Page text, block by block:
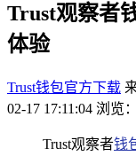
Trust观察者
体验
Trust钱包官方下载
02-17 17:11:04 浏览
Trust观察者钱